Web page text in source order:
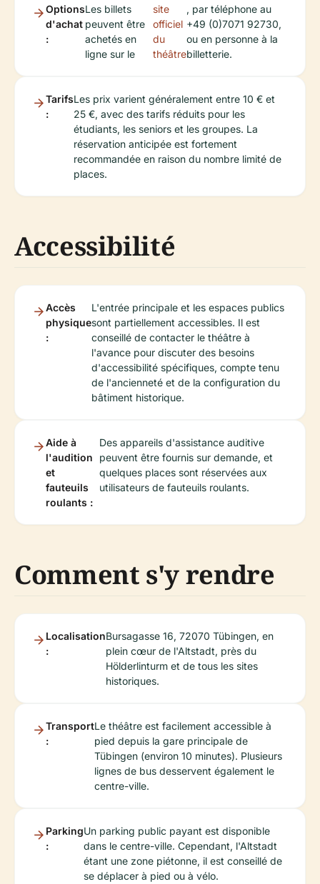
Options
d'achat
:
Les billets
peuvent être
achetés en
ligne sur le
site
officiel
du
théâtre
, par téléphone au
+49 (0)7071 92730,
ou en personne à la
billetterie.
Tarifs
:
Les prix varient généralement entre 10 € et
25 €, avec des tarifs réduits pour les
étudiants, les seniors et les groupes. La
réservation anticipée est fortement
recommandée en raison du nombre limité de
places.
Accessibilité
Accès
physique
:
L'entrée principale et les espaces publics
sont partiellement accessibles. Il est
conseillé de contacter le théâtre à
l'avance pour discuter des besoins
d'accessibilité spécifiques, compte tenu
de l'ancienneté et de la configuration du
bâtiment historique.
Aide à
l'audition
et
fauteuils
roulants :
Des appareils d'assistance auditive
peuvent être fournis sur demande, et
quelques places sont réservées aux
utilisateurs de fauteuils roulants.
Comment s'y rendre
Localisation
:
Bursagasse 16, 72070 Tübingen, en
plein cœur de l'Altstadt, près du
Hölderlinturm et de tous les sites
historiques.
Transport
:
Le théâtre est facilement accessible à
pied depuis la gare principale de
Tübingen (environ 10 minutes). Plusieurs
lignes de bus desservent également le
centre-ville.
Parking
:
Un parking public payant est disponible
dans le centre-ville. Cependant, l'Altstadt
étant une zone piétonne, il est conseillé de
se déplacer à pied ou à vélo.